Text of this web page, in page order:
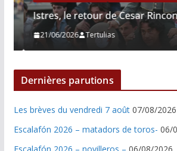
Istres, le retour de Cesar Rincon
21/06/2026 Tertulias
Dernières parutions
Les brèves du vendredi 7 août 07/08/2026
Escalafón 2026 – matadors de toros- 06/